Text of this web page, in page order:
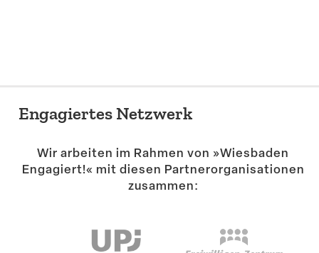
Engagiertes Netzwerk
Wir arbeiten im Rahmen von »Wiesbaden
Engagiert!« mit diesen Partner­or­ga­ni­sa­tionen
zusammen: